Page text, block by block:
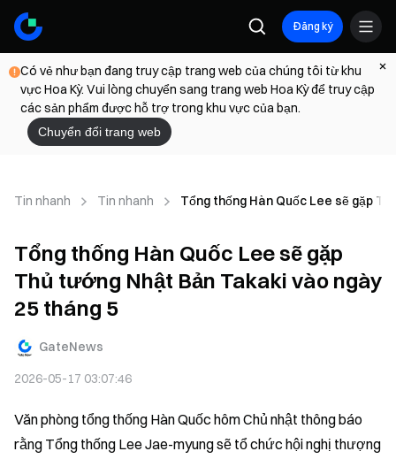
Đăng ký
Có vẻ như bạn đang truy cập trang web của chúng tôi từ khu
vực Hoa Kỳ. Vui lòng chuyển sang trang web Hoa Kỳ để truy cập
các sản phẩm được hỗ trợ trong khu vực của bạn.
Chuyển đổi trang web
Tin nhanh Tin nhanh Tổng thống Hàn Quốc Lee sẽ gặp
Tổng thống Hàn Quốc Lee sẽ gặp
Thủ tướng Nhật Bản Takaki vào ngày
25 tháng 5
GateNews
2026-05-17 03:07:46
Văn phòng tổng thống Hàn Quốc hôm Chủ nhật thông báo
rằng Tổng thống Lee Jae-myung sẽ tổ chức hội nghị thượng